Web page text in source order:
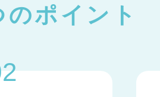
ポイント